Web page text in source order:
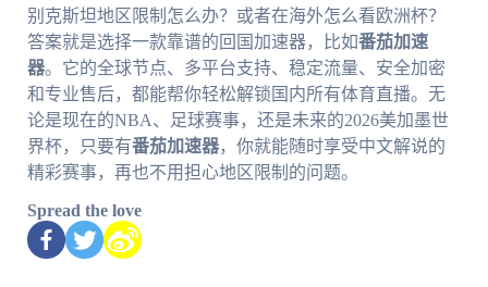
别克斯坦地区限制怎么办？或者在海外怎么看欧洲杯？
答案就是选择一款靠谱的回国加速器，比如番茄加速
器。它的全球节点、多平台支持、稳定流量、安全加密
和专业售后，都能帮你轻松解锁国内所有体育直播。无
论是现在的NBA、足球赛事，还是未来的2026美加墨世
界杯，只要有番茄加速器，你就能随时享受中文解说的
精彩赛事，再也不用担心地区限制的问题。
Spread the love